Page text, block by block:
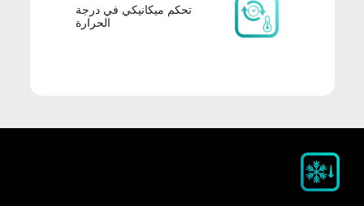
تحكم ميكانيكي في درجة
الحرارة